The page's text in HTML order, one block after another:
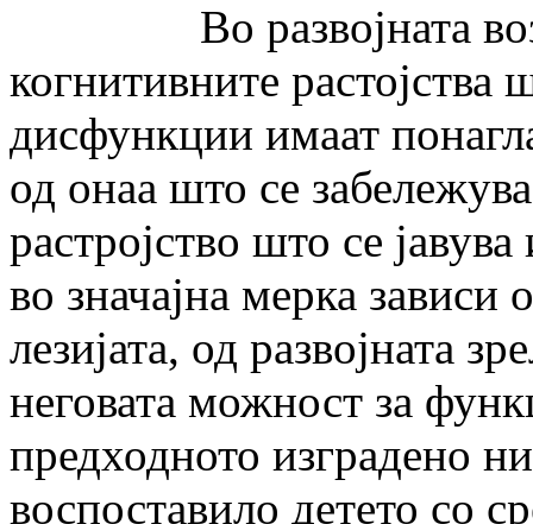
Во развојната
когнитивните растојства
дисфункции имаат
од онаа што се
растројство што се
во значајна мерка зависи
лезијата, од развојната
неговата можност за
предходното изградено
воспоставило детето со